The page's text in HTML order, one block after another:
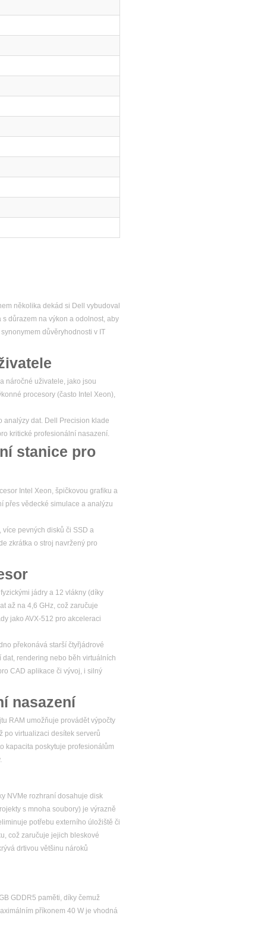
několika dekád si Dell vybudoval
důrazem na výkon a odolnost, aby
důvěryhodnosti v IT
náročné uživatele, jako jsou
procesory (často Intel Xeon),
analýzy dat. Dell Precision klade
kritické profesionální nasazení.
stanice pro
Intel Xeon, špičkovou grafiku a
přes vědecké simulace a analýzu
pevných disků či SSD a
zkrátka o stroj navržený pro
jádry a 12 vlákny (díky
až na 4,6 GHz, což zaručuje
jako AVX-512 pro akceleraci
překonává starší čtyřjádrové
rendering nebo běh virtuálních
CAD aplikace či vývoj, i silný
nasazení
RAM umožňuje provádět výpočty
po virtualizaci desítek serverů
kapacita poskytuje profesionálům
NVMe rozhraní dosahuje disk
s mnoha soubory) je výrazně
potřebu externího úložiště či
což zaručuje jejich bleskové
drtivou většinu nároků
GDDR5 paměti, díky čemuž
příkonem 40 W je vhodná